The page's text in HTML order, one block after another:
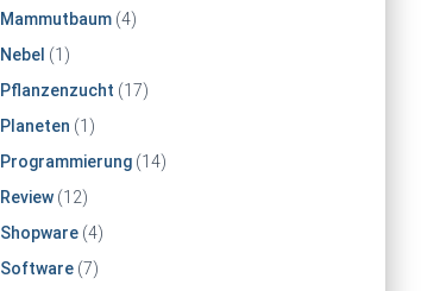
Mammutbaum(4)
Nebel (1)
Pflanzenzucht (17)
Planeten (1)
Programmierung(14)
Review(12)
Shopware(4)
Software(7)